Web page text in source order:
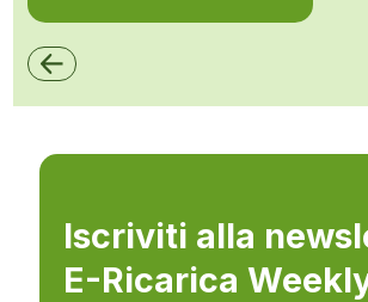
Iscriviti alla
E-Ricarica